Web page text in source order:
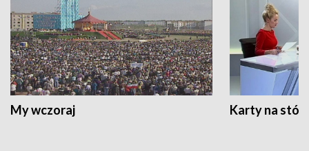
My wczoraj Karty na